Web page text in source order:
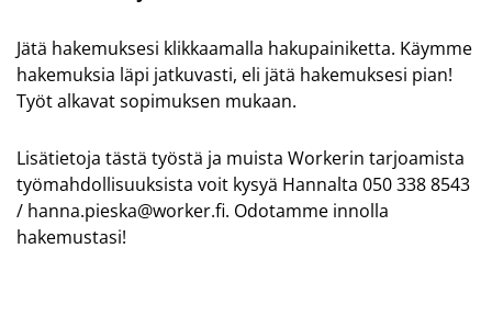
Jätä hakemuksesi klikkaamalla hakupainiketta. Käymme
hakemuksia läpi jatkuvasti, eli jätä hakemuksesi pian!
Työt alkavat sopimuksen mukaan.
Lisätietoja tästä työstä ja muista Workerin tarjoamista
työmahdollisuuksista voit kysyä Hannalta 050 338 8543
/ hanna.pieska@worker.fi. Odotamme innolla
hakemustasi!